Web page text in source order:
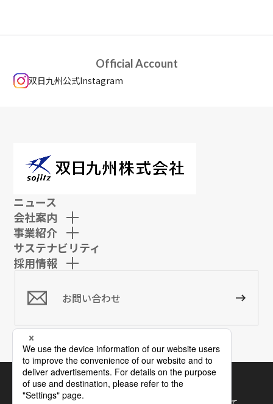
Official Account
双日九州公式Instagram
ニュース
会社案内
事業紹介
サステナビリティ
採用情報
お問い合わせ
サイトマップ